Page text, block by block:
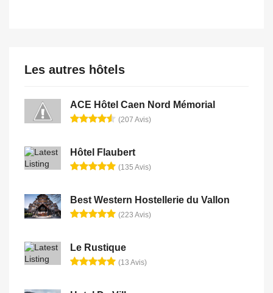
Les autres hôtels
ACE Hôtel Caen Nord Mémorial
(207 Avis)
Hôtel Flaubert
(135 Avis)
Best Western Hostellerie du Vallon
(223 Avis)
Le Rustique
(13 Avis)